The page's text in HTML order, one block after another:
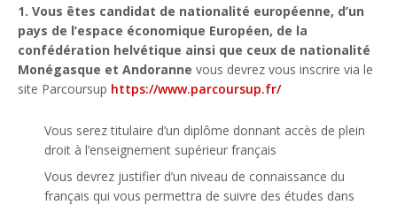
1. Vous êtes candidat de nationalité européenne, d’un
pays de l’espace économique Européen, de la
confédération helvétique ainsi que ceux de nationalité
Monégasque et Andoranne vous devrez vous inscrire via le
site Parcoursup https://www.parcoursup.fr/
Vous serez titulaire d’un diplôme donnant accès de plein
droit à l’enseignement supérieur français
Vous devrez justifier d’un niveau de connaissance du
français qui vous permettra de suivre des études dans